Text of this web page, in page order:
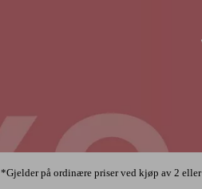
*Gjelder på ordinære priser ved kjøp av 2